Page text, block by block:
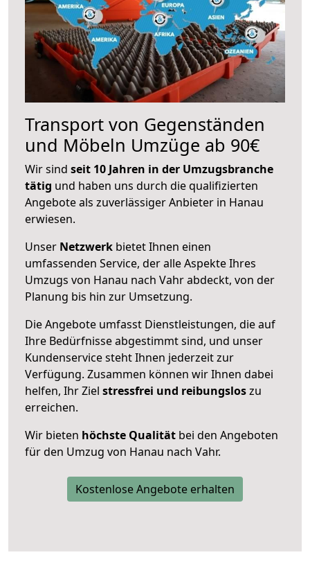
Transport von Gegenständen
und Möbeln Umzüge ab 90€
Wir sind seit 10 Jahren in der Umzugsbranche
tätig und haben uns durch die qualifizierten
Angebote als zuverlässiger Anbieter in Hanau
erwiesen.
Unser Netzwerk bietet Ihnen einen
umfassenden Service, der alle Aspekte Ihres
Umzugs von Hanau nach Vahr abdeckt, von der
Planung bis hin zur Umsetzung.
Die Angebote umfasst Dienstleistungen, die auf
Ihre Bedürfnisse abgestimmt sind, und unser
Kundenservice steht Ihnen jederzeit zur
Verfügung. Zusammen können wir Ihnen dabei
helfen, Ihr Ziel stressfrei und reibungsloszu
erreichen.
Wir bieten höchste Qualität bei den Angeboten
für den Umzug von Hanau nach Vahr.
Kostenlose Angebote erhalten